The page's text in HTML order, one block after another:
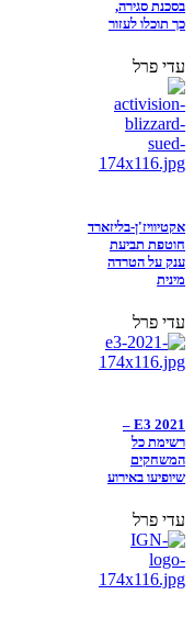
בסכנת סגירה,
כך תוכלו לעזור
עדי פרל
אקטיוויז'ן-בליזארד
חוטפת תביעת
ענק על הטרדה
מינית
עדי פרל
E3 2021 –
רשימת כל
המשחקים
שיופיעו באירוע
עדי פרל